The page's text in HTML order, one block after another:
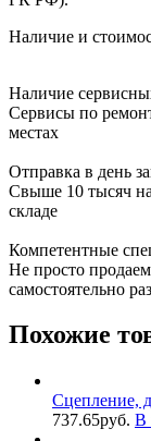
Наличие и
Наличие
Сервисы по
местах
Отправка в день
Свыше 10 тысяч
складе
Компетентные
Не просто
самостоятельно
Похожие
Сцепление,
737.65руб. В